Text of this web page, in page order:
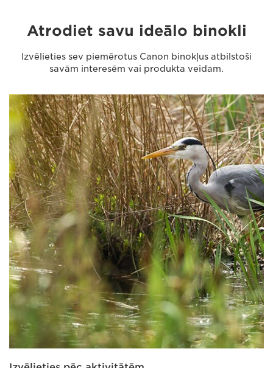
Atrodiet savu ideālo binokli
Izvēlieties sev piemērotus Canon binokļus atbilstoši
savām interesēm vai produkta veidam.